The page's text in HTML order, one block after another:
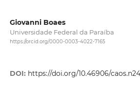
Giovanni Boaes
Universidade Federal da Paraíba
https://orcid.org/0000-0003-4022-7165
DOI: https://doi.org/10.46906/